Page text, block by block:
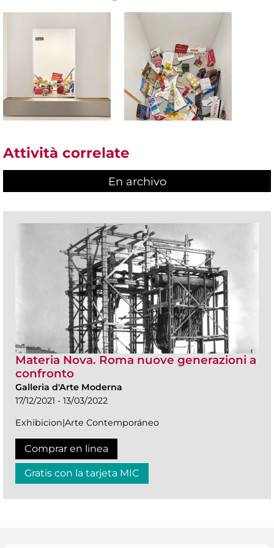
Attività correlate
En archivo
Materia Nova. Roma nuove generazioni a
confronto
Galleria d'Arte Moderna
17/12/2021 - 13/03/2022
Exhibicion|Arte Contemporáneo
Comprar en linea
Gratis con la tarjeta MIC